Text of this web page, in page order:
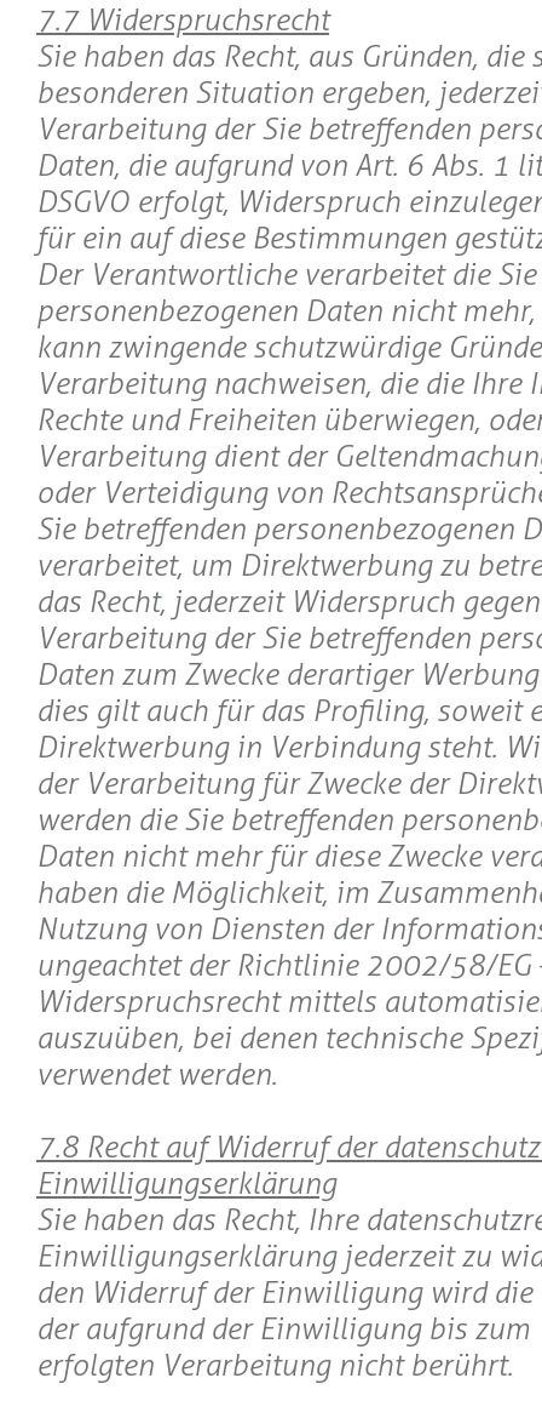
7.7 Widerspruchsrecht
Sie haben das Recht, aus Gründen, die
besonderen Situation ergeben,
Verarbeitung der Sie betreffenden
Daten, die aufgrund von Art. 6 Abs. 1
DSGVO erfolgt, Widerspruch
für ein auf diese Bestimmungen
Der Verantwortliche verarbeitet die
personenbezogenen Daten nicht mehr,
kann zwingende schutzwürdige
Verarbeitung nachweisen, die die Ihre
Rechte und Freiheiten überwiegen,
Verarbeitung dient der
oder Verteidigung von
Sie betreffenden personenbezogenen
verarbeitet, um Direktwerbung zu
das Recht, jederzeit Widerspruch
Verarbeitung der Sie betreffenden
Daten zum Zwecke derartiger
dies gilt auch für das Profiling, soweit
Direktwerbung in Verbindung steht.
der Verarbeitung für Zwecke der
werden die Sie betreffenden
Daten nicht mehr für diese Zwecke
haben die Möglichkeit, im
Nutzung von Diensten der
ungeachtet der Richtlinie 2002/58/EG
Widerspruchsrecht mittels
auszuüben, bei denen technische
verwendet werden.
7.8 Recht auf Widerruf der
Einwilligungserklärung
Sie haben das Recht, Ihre
Einwilligungserklärung jederzeit zu
den Widerruf der Einwilligung wird die
der aufgrund der Einwilligung bis zum
erfolgten Verarbeitung nicht berührt.